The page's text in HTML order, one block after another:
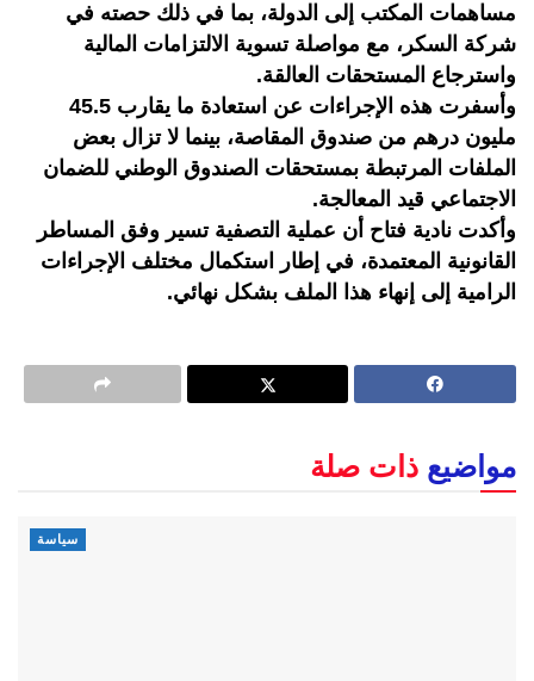
مساهمات المكتب إلى الدولة، بما في ذلك حصته في
شركة السكر، مع مواصلة تسوية الالتزامات المالية
واسترجاع المستحقات العالقة.
وأسفرت هذه الإجراءات عن استعادة ما يقارب 45.5
مليون درهم من صندوق المقاصة، بينما لا تزال بعض
الملفات المرتبطة بمستحقات الصندوق الوطني للضمان
الاجتماعي قيد المعالجة.
وأكدت نادية فتاح أن عملية التصفية تسير وفق المساطر
القانونية المعتمدة، في إطار استكمال مختلف الإجراءات
الرامية إلى إنهاء هذا الملف بشكل نهائي.
مواضيع ذات صلة
سياسة